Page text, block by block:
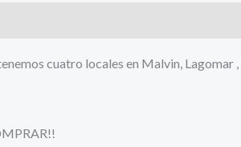
cuatro locales en Malvin, Lagomar